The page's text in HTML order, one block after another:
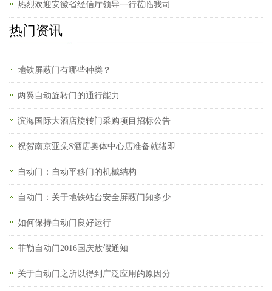
热烈欢迎安徽省经信厅领导一行莅临我司
热门资讯
地铁屏蔽门有哪些种类？
两翼自动旋转门的通行能力
滨海国际大酒店旋转门采购项目招标公告
祝贺南京亚朵S酒店奥体中心店准备就绪即
自动门：自动平移门的机械结构
自动门：关于地铁站台安全屏蔽门知多少
如何保持自动门良好运行
菲勒自动门2016国庆放假通知
关于自动门之所以得到广泛应用的原因分